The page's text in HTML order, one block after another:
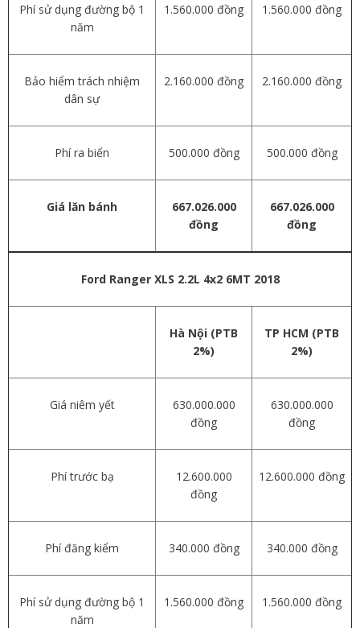
Phí sử dụng đường bộ 1
năm
1.560.000 đồng 1.560.000 đồng
Bảo hiểm trách nhiệm
dân sự
2.160.000 đồng 2.160.000 đồng
Phí ra biển 500.000 đồng 500.000 đồng
Giá lăn bánh
667.026.000
đồng
667.026.000
đồng
Ford Ranger XLS 2.2L 4x2 6MT 2018
Hà Nội (PTB
2%)
TP HCM (PTB
2%)
Giá niêm yết
630.000.000
đồng
630.000.000
đồng
Phí trước bạ
12.600.000
đồng
12.600.000 đồng
Phí đăng kiểm 340.000 đồng 340.000 đồng
Phí sử dụng đường bộ 1
năm
1.560.000 đồng 1.560.000 đồng